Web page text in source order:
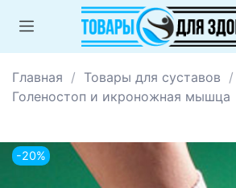
Главная
Товары для суставов
Голеностоп и икроножная мышца
-20%